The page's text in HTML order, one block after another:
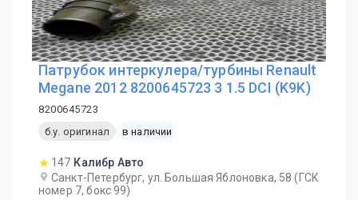
Патрубок интеркулера/турбины Renault
Megane 2012 8200645723 3 1.5 DCI (K9K)
8200645723
б.у. оригинал
в наличии
147 Калибр Авто
Санкт-Петербург, ул. Большая Яблоновка, 58 (ГСК
номер 7, бокс 99)